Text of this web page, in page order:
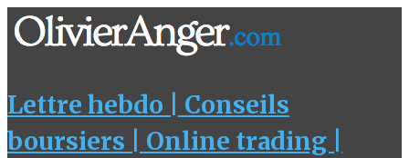
Lettre hebdo | Conseils
boursiers | Online trading |